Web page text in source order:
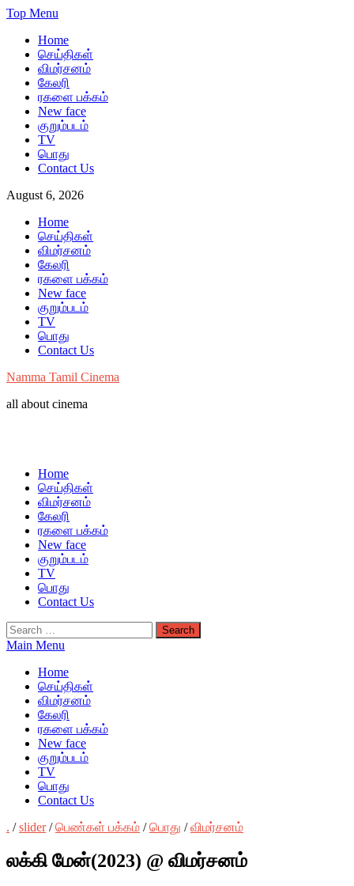
Skip
content
Top Menu
Home
செய்திகள்
விமர்சனம்
கேலரி
ரகளை பக்கம்
New face
குறும்படம்
TV
பொது
Contact Us
August 6, 2026
Home
செய்திகள்
விமர்சனம்
கேலரி
ரகளை பக்கம்
New face
குறும்படம்
TV
பொது
Contact Us
Namma Tamil Cinema
all about cinema
Home
செய்திகள்
விமர்சனம்
கேலரி
ரகளை பக்கம்
New face
குறும்படம்
TV
பொது
Contact Us
Search
for:
Main Menu
Home
செய்திகள்
விமர்சனம்
கேலரி
ரகளை பக்கம்
New face
குறும்படம்
TV
பொது
Contact Us
. /slider/பெண்கள் பக்கம் /பொது /விமர்சனம்
லக்கி மேன்(2023) @ விமர்சனம்